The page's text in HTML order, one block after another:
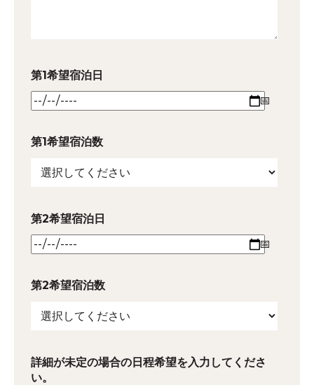
第1希望宿泊日
第1希望宿泊数
第2希望宿泊日
第2希望宿泊数
詳細が未定の場合の日程希望を入力してくださ
い。